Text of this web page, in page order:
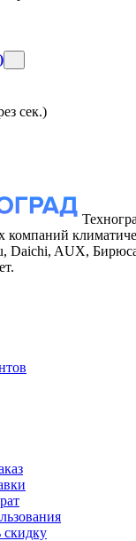
сек.)
Daichi, AUX,
скидку